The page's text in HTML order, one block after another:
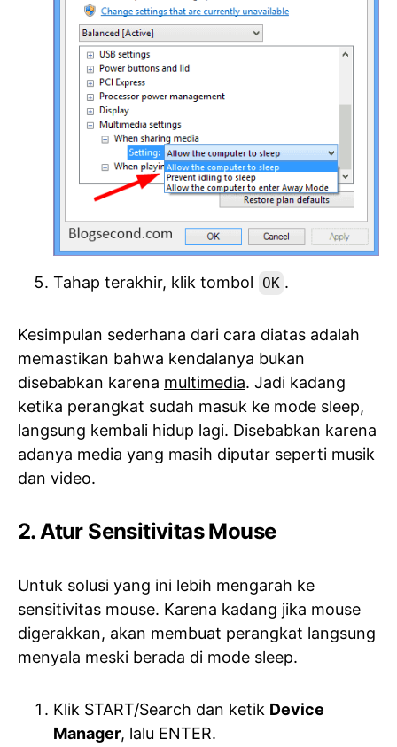
Tahap terakhir, klik tombol OK .
Kesimpulan sederhana dari cara diatas adalah
memastikan bahwa kendalanya bukan
disebabkan karena multimedia. Jadi kadang
ketika perangkat sudah masuk ke mode sleep,
langsung kembali hidup lagi. Disebabkan karena
adanya media yang masih diputar seperti musik
dan video.
2. Atur Sensitivitas Mouse
Untuk solusi yang ini lebih mengarah ke
sensitivitas mouse. Karena kadang jika mouse
digerakkan, akan membuat perangkat langsung
menyala meski berada di mode sleep.
Klik START/Search dan ketik Device
Manager, lalu ENTER.